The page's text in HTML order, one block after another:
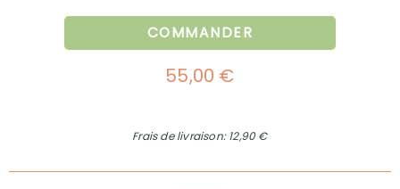
COMMANDER
55,00 €
Frais de livraison: 12,90 €